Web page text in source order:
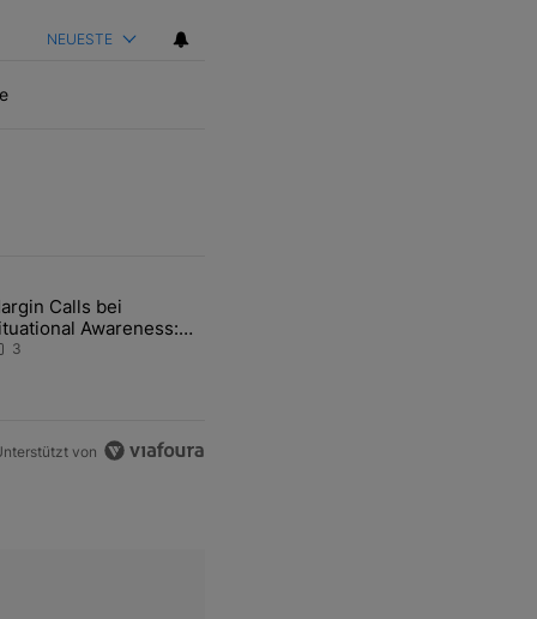
NEUESTE
Artikel der letzten 7 days.
der Zentralbanken könnte Goldpreis weiter belasten" mit 5
mit dem Titel "Margin Calls bei Situational Awareness: Alles
Calls bei
Awareness:
über den Retter-
3
von